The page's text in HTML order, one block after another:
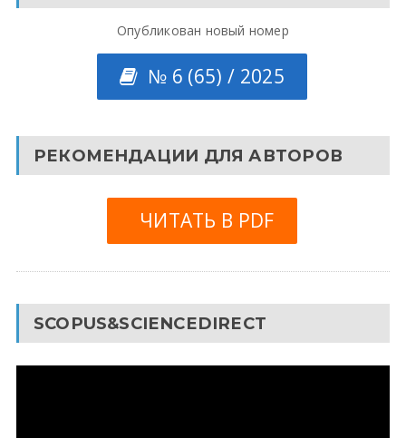
Опубликован новый номер
№ 6 (65) / 2025
РЕКОМЕНДАЦИИ ДЛЯ АВТОРОВ
ЧИТАТЬ В PDF
SCOPUS&SCIENCEDIRECT